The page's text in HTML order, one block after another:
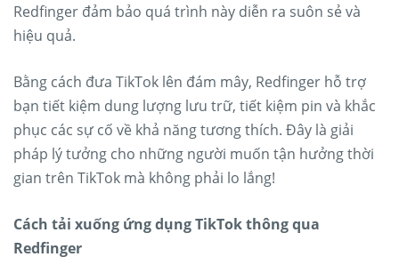
Redfinger đảm bảo quá trình này diễn ra suôn sẻ và
hiệu quả.
Bằng cách đưa TikTok lên đám mây, Redfinger hỗ trợ
bạn tiết kiệm dung lượng lưu trữ, tiết kiệm pin và khắc
phục các sự cố về khả năng tương thích. Đây là giải
pháp lý tưởng cho những người muốn tận hưởng thời
gian trên TikTok mà không phải lo lắng!
Cách tải xuống ứng dụng TikTok thông qua
Redfinger